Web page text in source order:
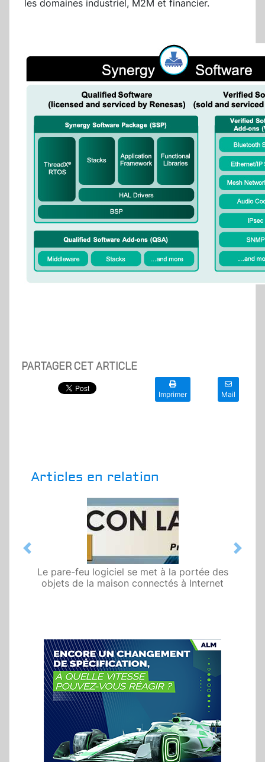
les domaines industriel, M2M et financier.
PARTAGER CET ARTICLE
Imprimer Mail
Articles en relation
Le pare-feu logiciel se met à la portée des
objets de la maison connectés à Internet
Previous Next